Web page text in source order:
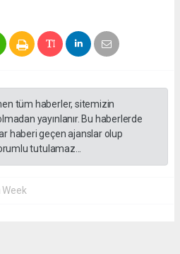
tüm haberler, sitemizin
yayınlanır. Bu haberlerde
haberi geçen ajanslar olup
tutulamaz...
Week